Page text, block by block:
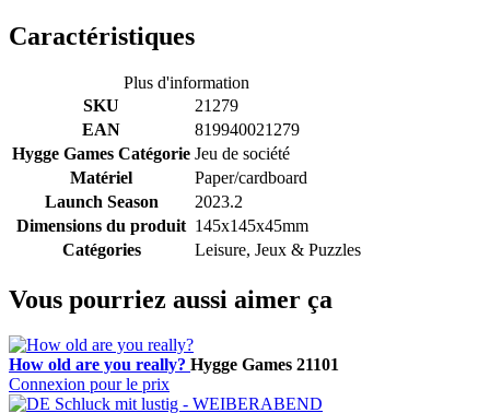
Caractéristiques
Plus d'information
SKU
21279
EAN
819940021279
Hygge Games Catégorie Jeu de société
Matériel
Paper/cardboard
Launch Season
2023.2
Dimensions du produit 145x145x45mm
Catégories
Leisure, Jeux & Puzzles
Vous pourriez aussi aimer ça
How old are you really? Hygge Games 21101
Connexion pour le prix